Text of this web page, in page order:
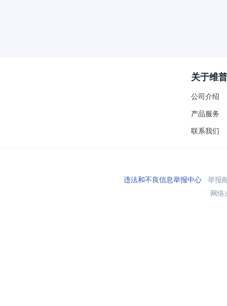
关于维普
公司介绍
产品服务
联系我们
违法和不良信息举报中心举报
网